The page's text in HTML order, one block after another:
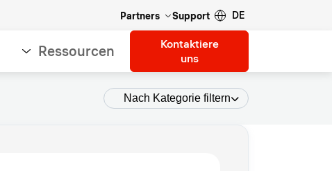
Partners Support DE
Ressourcen
Kontaktiere
uns
Nach Kategorie filtern